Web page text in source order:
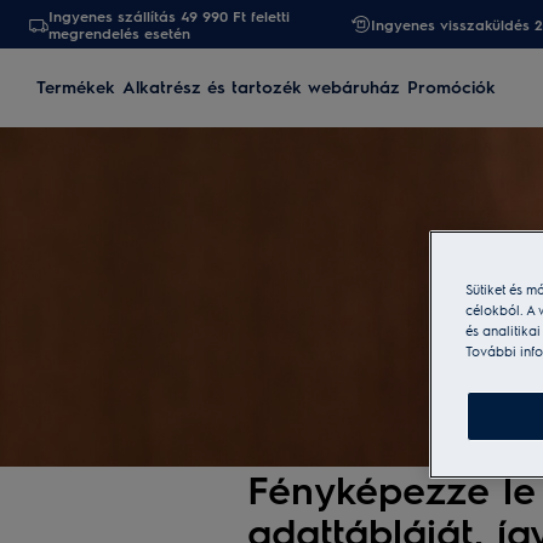
Ingyenes szállítás 49 990 Ft feletti
megrendelés esetén
Ingyenes visszaküldés
Termékek Alkatrész és tartozék webáruház Promóciók
Fényképezze
adattábláját,
Sütiket és
célokból. A
és analitikai
További